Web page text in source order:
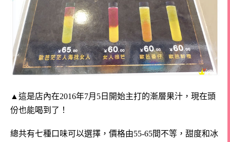
▲ 這是店內在2016年7月5日開始主打的漸層果汁，現在頭
份也能喝到了！
總共有七種口味可以選擇，價格由55-65間不等，甜度和冰